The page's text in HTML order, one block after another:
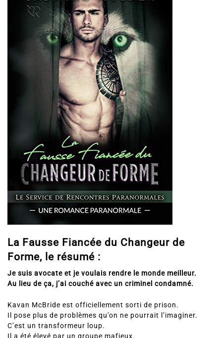
La Fausse Fiancée du Changeur de
Forme, le résumé :
Je suis avocate et je voulais rendre le monde meilleur.
Au lieu de ça, j’ai couché avec un criminel condamné.
Kavan McBride est officiellement sorti de prison.
Il pose plus de problèmes qu’on ne pourrait l’imaginer.
C’est un transformeur loup.
Il a été élevé par un groupe mafieux.